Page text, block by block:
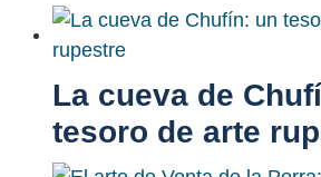
La cueva de
tesoro de arte